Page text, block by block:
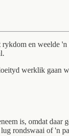
en weelde
werklik gaan
is, omdat daar
rondswaai of 'n